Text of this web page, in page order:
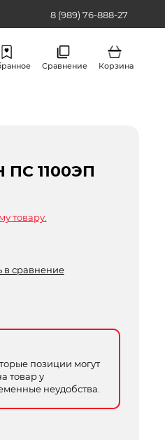
8 (989) 76-888-27
Сравнение Корзина
ПС 1100ЭП
товару.
в сравнение
позиции могут
товар у
неудобства.